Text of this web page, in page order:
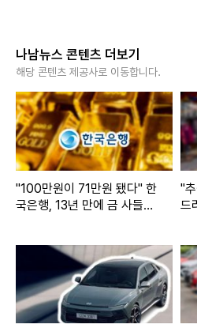
나남뉴스 콘텐츠 더보기
해당 콘텐츠 제공사로 이동합니다.
"100만원이 71만원 됐다" 한
국은행, 13년 만에 금 사들
"
드